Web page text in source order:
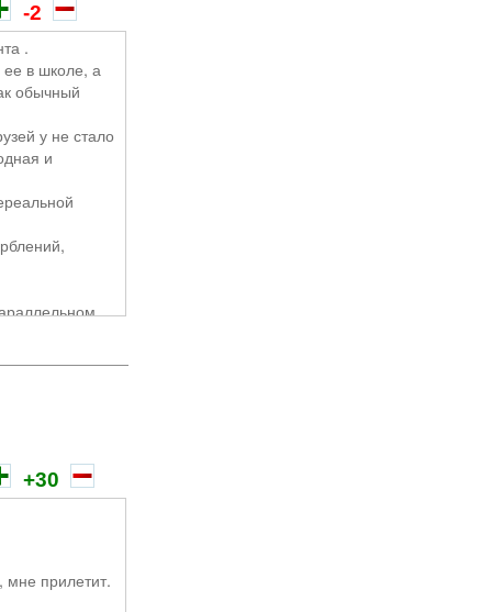
-2
.
ее в школе, а
обычный
у не стало
и
. Увы
+30
мне прилетит.